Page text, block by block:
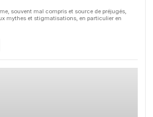
souvent mal compris et source de préjugés,
mythes et stigmatisations, en particulier en